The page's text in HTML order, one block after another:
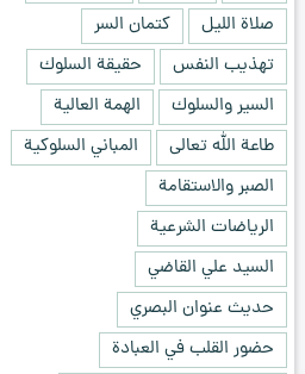
صلاة الليل
كتمان السر
تهذيب النفس
حقيقة السلوك
السير والسلوك
الهمة العالية
طاعة الله تعالى
المباني السلوكية
الصبر والاستقامة
الرياضات الشرعية
السيد علي القاضي
حديث عنوان البصري
حضور القلب في العبادة